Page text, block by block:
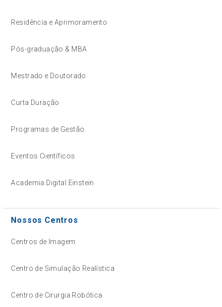
Residência e Aprimoramento
Pós-graduação & MBA
Mestrado e Doutorado
Curta Duração
Programas de Gestão
Eventos Científicos
Academia Digital Einstein
Nossos Centros
Centros de Imagem
Centro de Simulação Realística
Centro de Cirurgia Robótica